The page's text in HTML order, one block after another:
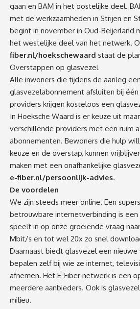
gaan en BAM in het oostelijke deel.
met de werkzaamheden in Strijen en
begint in november in Oud-Beijerland
het westelijke deel van het netwerk.
fiber.nl/hoekschewaard staat de
Overstappen op glasvezel
Alle inwoners die tijdens de aanleg een
glasvezelabonnement afsluiten bij
providers krijgen kosteloos een
In Hoeksche Waard is er keuze uit
verschillende providers met een ruim
abonnementen. Bewoners die hulp
keuze en de overstap, kunnen
maken met een onafhankelijke
e-fiber.nl/persoonlijk-advies.
De voordelen
We zijn steeds meer online. Een
betrouwbare internetverbinding is een
speelt in op onze groeiende vraag
Mbit/s en tot wel 20x zo snel
Daarnaast biedt glasvezel een nieuwe
bepalen zelf bij wie ze internet,
afnemen. Het E-Fiber netwerk is een
meerdere aanbieders. Ook is
milieu.